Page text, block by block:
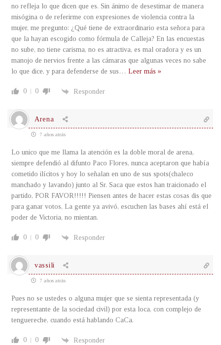
no refleja lo que dicen que es. Sin ánimo de desestimar de manera
misógina o de referirme con expresiones de violencia contra la
mujer, me pregunto: ¿Qué tiene de extraordinario esta señora para
que la hayan escogido como fórmula de Calleja? En las encuestas
no sube, no tiene carisma, no es atractiva, es mal oradora y es un
manojo de nervios frente a las cámaras que algunas veces no sabe
lo que dice, y para defenderse de sus … Leer más »
0 0 Responder
Arena
7 años atrás
Lo unico que me llama la atención es la doble moral de arena,
siempre defendió al difunto Paco Flores, nunca aceptaron que había
cometido ilícitos y hoy lo señalan en uno de sus spots(chaleco
manchado y lavando) junto al Sr. Saca que estos han traicionado el
partido, POR FAVOR!!!!! Piensen antes de hacer estas cosas dis que
para ganar votos, La gente ya avivó, escuchen las bases ahí está el
poder de Victoria, no mientan.
0 0 Responder
vassili
7 años atrás
Pues no se ustedes o alguna mujer que se sienta representada (y
representante de la sociedad civil) por esta loca, con complejo de
tenguereche, cuando está hablando CaCa.
0 0 Responder